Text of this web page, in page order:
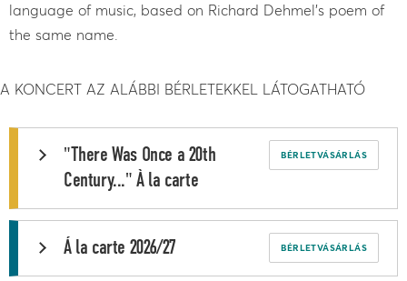
language of music, based on Richard Dehmel’s poem of
the same name.
A KONCERT AZ ALÁBBI BÉRLETEKKEL LÁTOGATHATÓ
BÉRLETVÁSÁRLÁS
"There Was Once a 20th
Century..." À la carte
BÉRLETVÁSÁRLÁS
Á la carte 2026/27